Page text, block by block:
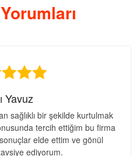
Yorumları
Yavuz
sağlıklı bir şekilde kurtulmak
tercih ettiğim bu firma
elde ettim ve gönül
ediyorum.